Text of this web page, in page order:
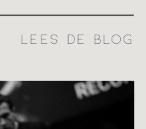
LEES DE BLOG